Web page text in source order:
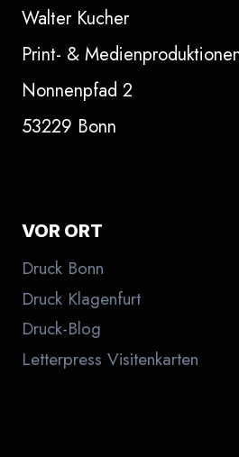
Walter Kucher
Print- &
Nonnenpfad 2
53229 Bonn
VOR ORT
Druck Bonn
Druck Klagenfurt
Druck-Blog
Letterpress Visitenkarten